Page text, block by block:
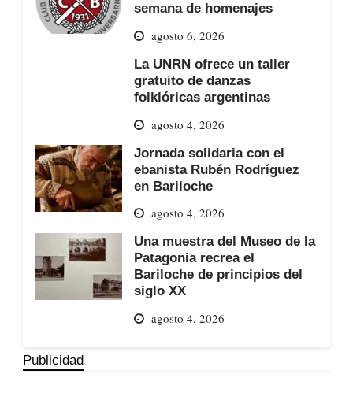
semana de homenajes
agosto 6, 2026
La UNRN ofrece un taller
gratuito de danzas
folklóricas argentinas
agosto 4, 2026
Jornada solidaria con el
ebanista Rubén Rodríguez
en Bariloche
agosto 4, 2026
Una muestra del Museo de la
Patagonia recrea el
Bariloche de principios del
siglo XX
agosto 4, 2026
Publicidad